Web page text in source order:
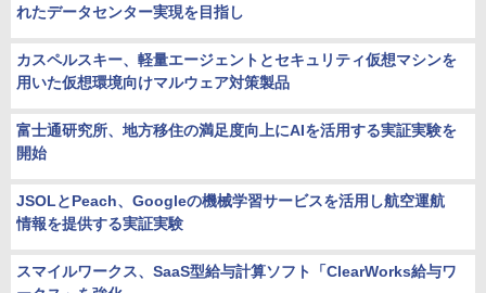
れたデータセンター実現を目指し
カスペルスキー、軽量エージェントとセキュリティ仮想マシンを
用いた仮想環境向けマルウェア対策製品
富士通研究所、地方移住の満足度向上にAIを活用する実証実験を
開始
JSOLとPeach、Googleの機械学習サービスを活用し航空運航
情報を提供する実証実験
スマイルワークス、SaaS型給与計算ソフト「ClearWorks給与ワ